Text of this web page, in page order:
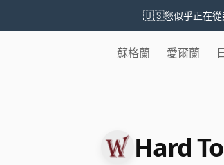
🇺🇸您似乎正在從
蘇格蘭 愛爾蘭
Hard